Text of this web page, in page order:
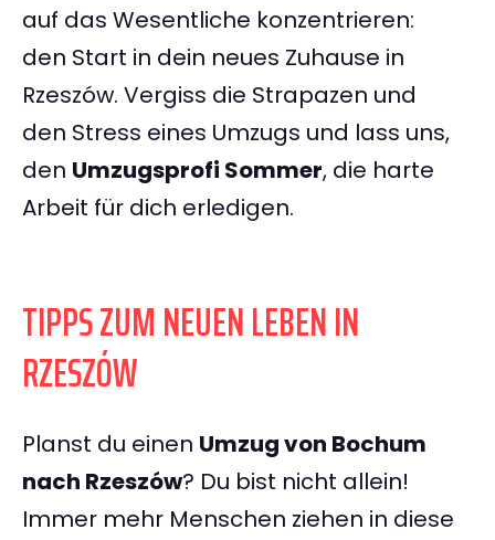
auf das Wesentliche konzentrieren:
den Start in dein neues Zuhause in
Rzeszów. Vergiss die Strapazen und
den Stress eines Umzugs und lass uns,
den Umzugsprofi Sommer, die harte
Arbeit für dich erledigen.
TIPPS ZUM NEUEN LEBEN IN
RZESZÓW
Planst du einen Umzug von Bochum
nach Rzeszów? Du bist nicht allein!
Immer mehr Menschen ziehen in diese